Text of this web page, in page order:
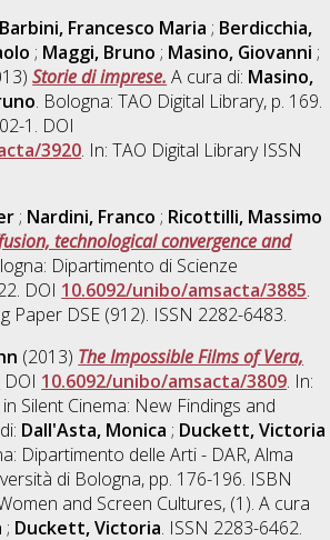
Barbini, Francesco Maria ; Berdicchia,
; Maggi, Bruno ; Masino, Giovanni ;
Storie di imprese. A cura di: Masino,
. Bologna: TAO Digital Library, p. 169.
1. DOI
3920. In: TAO Digital Library ISSN
; Nardini, Franco ; Ricottilli, Massimo
technological convergence and
Dipartimento di Scienze
DOI 10.6092/unibo/amsacta/3885.
Paper DSE (912). ISSN 2282-6483.
(2013) The Impossible Films of Vera,
DOI 10.6092/unibo/amsacta/3809. In:
Silent Cinema: New Findings and
Dall'Asta, Monica ; Duckett, Victoria
Dipartimento delle Arti - DAR, Alma
di Bologna, pp. 176-196. ISBN
and Screen Cultures, (1). A cura
; Duckett, Victoria. ISSN 2283-6462.